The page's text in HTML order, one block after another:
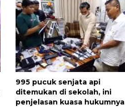
995 pucuk senjata api
ditemukan di sekolah, ini
penjelasan kuasa hukumnya